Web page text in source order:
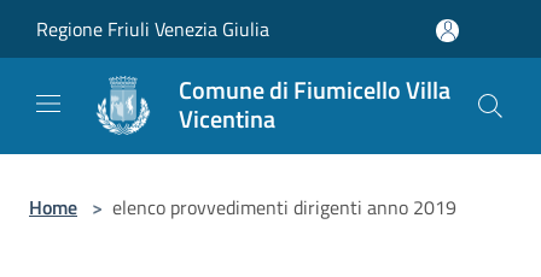
Regione Friuli Venezia Giulia
Comune di Fiumicello Villa
Vicentina
Home > elenco provvedimenti dirigenti anno 2019